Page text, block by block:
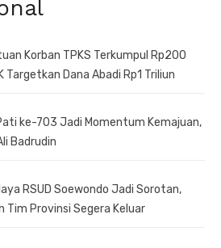
Korban TPKS Terkumpul Rp200
Targetkan Dana Abadi Rp1 Triliun
ke-703 Jadi Momentum Kemajuan,
Badrudin
RSUD Soewondo Jadi Sorotan,
Tim Provinsi Segera Keluar